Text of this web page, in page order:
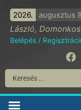
2026. augusztus
László, Domonkos
Belépés /